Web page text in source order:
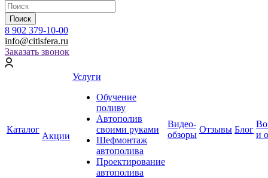
Поиск
8 902 379-10-00
info@citisfera.ru
Заказать звонок
Каталог
Акции
Услуги
Обучение
поливу
Автополив
своими руками
Шефмонтаж
автополива
Проектирование
автополива
Видео-
обзоры
Отзывы Блог
и